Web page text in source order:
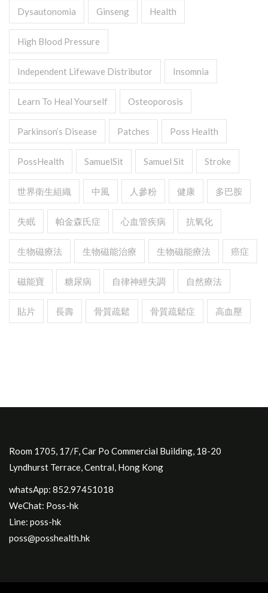
Dysautonomia Ginseng Health
High Blood Pressure
Independent Lifewave Distributor Insomnia
Learn To Heal Yourself Osteoporosis
Parkinson’s Disease Patches Poss Health
PossHealth SamuelSit Samuel Sit Stroke
世界衛生組織 中風 人參粉 健康 多巴胺
失眠 帕金森氏症 心血管疾病 抗氧化
生物磁療法 生物磁能治療 生物磁能療法 癌症
磁能寶 糖尿病 自律神經失調 自然療法
貼片 長壽 骨質疏鬆 骨質疏鬆症 高血壓
Room 1705, 17/F, Car Po Commercial Building, 18-20
Lyndhurst Terrace, Central, Hong Kong
whatsApp: 852.97451018
WeChat: Poss-hk
Line: poss-hk
poss@posshealth.hk